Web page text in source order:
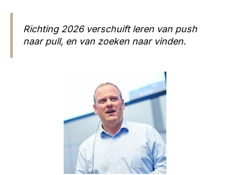
Richting 2026 verschuift leren van push
naar pull, en van zoeken naar vinden.